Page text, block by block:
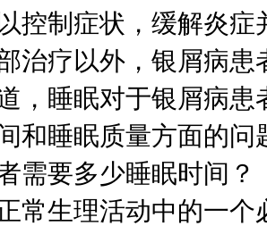
控制症状，缓解炎
治疗以外，银屑病
，睡眠对于银屑病
和睡眠质量方面的问
需要多少睡眠时间？
常生理活动中的一